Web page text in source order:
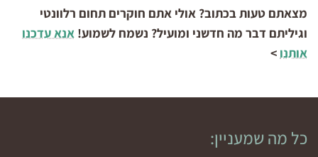
מצאתם טעות בכתוב? אולי אתם חוקרים תחום רלוונטי
וגיליתם דבר מה חדשני ומועיל? נשמח לשמוע! אנא עדכנו
אותנו >
כל מה שמעניין: